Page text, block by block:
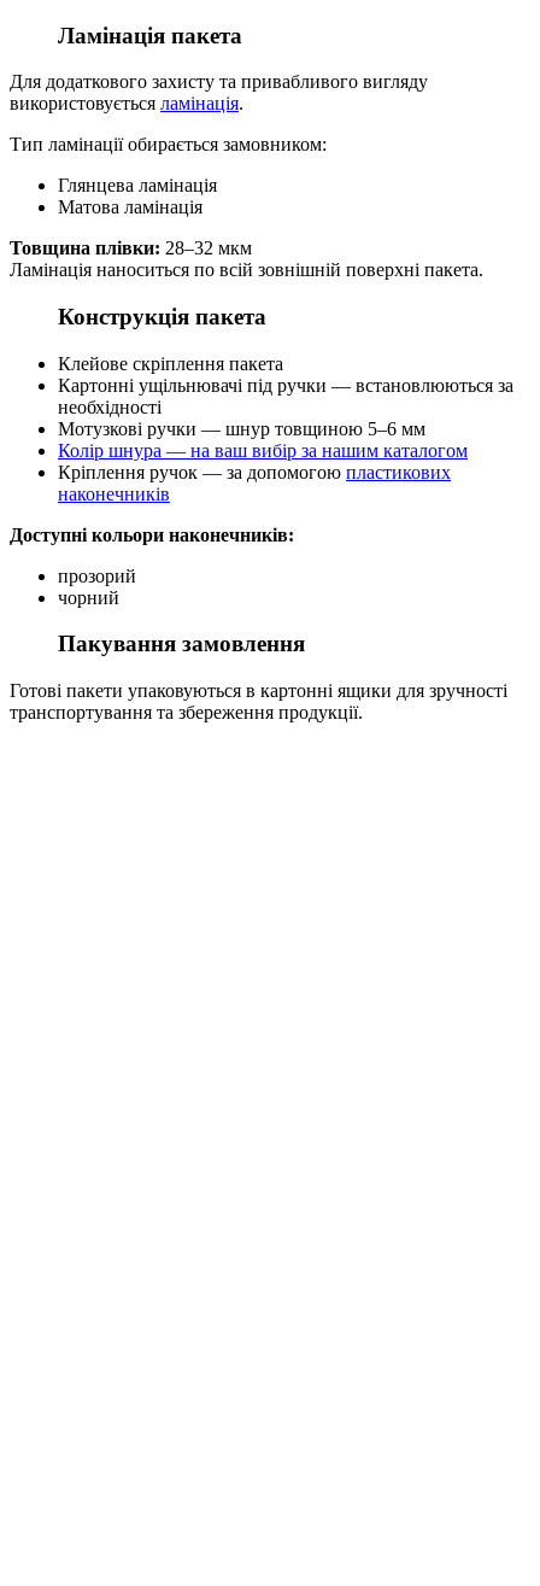
Ламінація пакета
Для додаткового захисту та привабливого вигляду
використовується ламінація.
Тип ламінації обирається замовником:
Глянцева ламінація
Матова ламінація
Товщина плівки: 28–32 мкм
Ламінація наноситься по всій зовнішній поверхні пакета.
Конструкція пакета
Клейове скріплення пакета
Картонні ущільнювачі під ручки — встановлюються за
необхідності
Мотузкові ручки — шнур товщиною 5–6 мм
Колір шнура — на ваш вибір за нашим каталогом
Кріплення ручок — за допомогою пластикових
наконечників
Доступні кольори наконечників:
прозорий
чорний
Пакування замовлення
Готові пакети упаковуються в картонні ящики для зручності
транспортування та збереження продукції.